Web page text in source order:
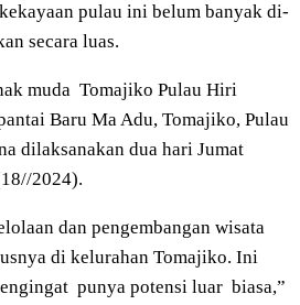
pulau ini belum banyak di-
secara luas.
muda Tomajiko Pulau Hiri
Baru Ma Adu, Tomajiko, Pulau
dilaksanakan dua hari Jumat
2024).
dan pengembangan wisata
di kelurahan Tomajiko. Ini
punya potensi luar biasa,”